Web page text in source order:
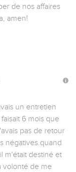
de nos affaires
amen!
un entretien
6 mois que
pas de retour
négatives.quand
m'était destiné et
volonté de me